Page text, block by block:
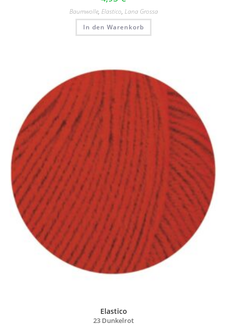
Baumwolle, Elastico, Lana Grossa
In den Warenkorb
Elastico
23 Dunkelrot